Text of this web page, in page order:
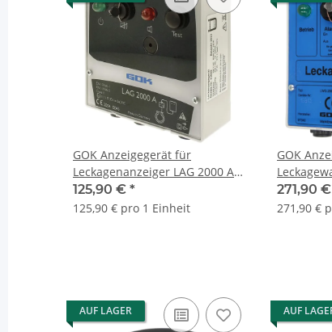
GOK Anzeigegerät für
Leckagenanzeiger LAG 2000 A
1507201
125,90 € *
125,90 € pro 1 Einheit
GOK
1507301
271,90 €
271,90 €
AUF LAGER AUF